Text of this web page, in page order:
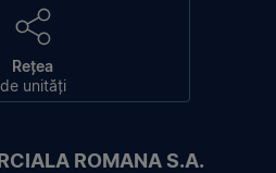
Rețea
de unități
ROMANA S.A.